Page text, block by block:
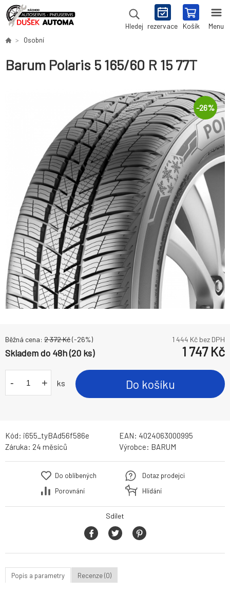
Hledej rezervace Košík Menu
Osobní
Barum Polaris 5 165/60 R 15 77T
-26%
Běžná cena: 2 372Kč(-26%) 1 444 Kč bez DPH
Skladem do 48h (20 ks) 1 747Kč
- + ks Do košíku
Kód: i655_tyBAd56f586e EAN: 4024063000995
Záruka: 24 měsíců Výrobce: BARUM
Do oblíbených
Porovnání
Dotaz prodejci
Hlídání
Sdílet
Popis a parametry Recenze (0)